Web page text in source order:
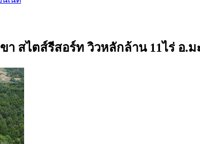
สไตส์รีสอร์ท วิวหลักล้าน 11ไร่ อ.ม